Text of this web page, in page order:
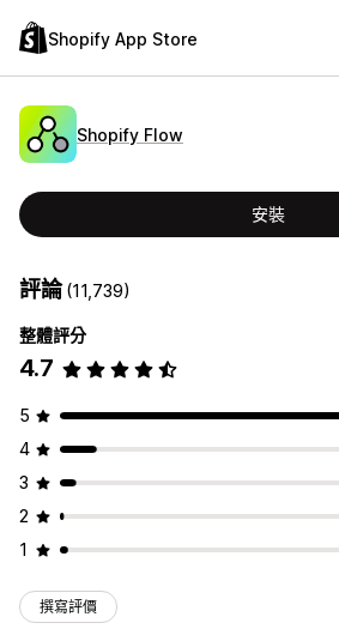
Shopify App Store
Shopify Flow
安裝
評論(11,739)
整體評分
4.7
5
4
3
2
1
撰寫評價